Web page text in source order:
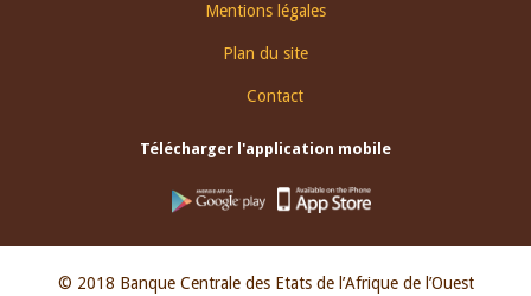
Mentions légales
Plan du site
Contact
Télécharger l'application mobile
© 2018 Banque Centrale des Etats de l’Afrique de l’Ouest